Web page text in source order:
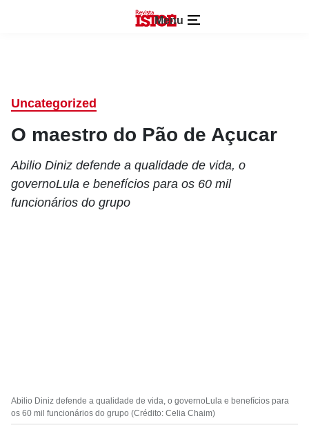
Menu
Uncategorized
O maestro do Pão de Açucar
Abilio Diniz defende a qualidade de vida, o
governoLula e benefícios para os 60 mil
funcionários do grupo
Abilio Diniz defende a qualidade de vida, o governoLula e benefícios para
os 60 mil funcionários do grupo (Crédito: Celia Chaim)